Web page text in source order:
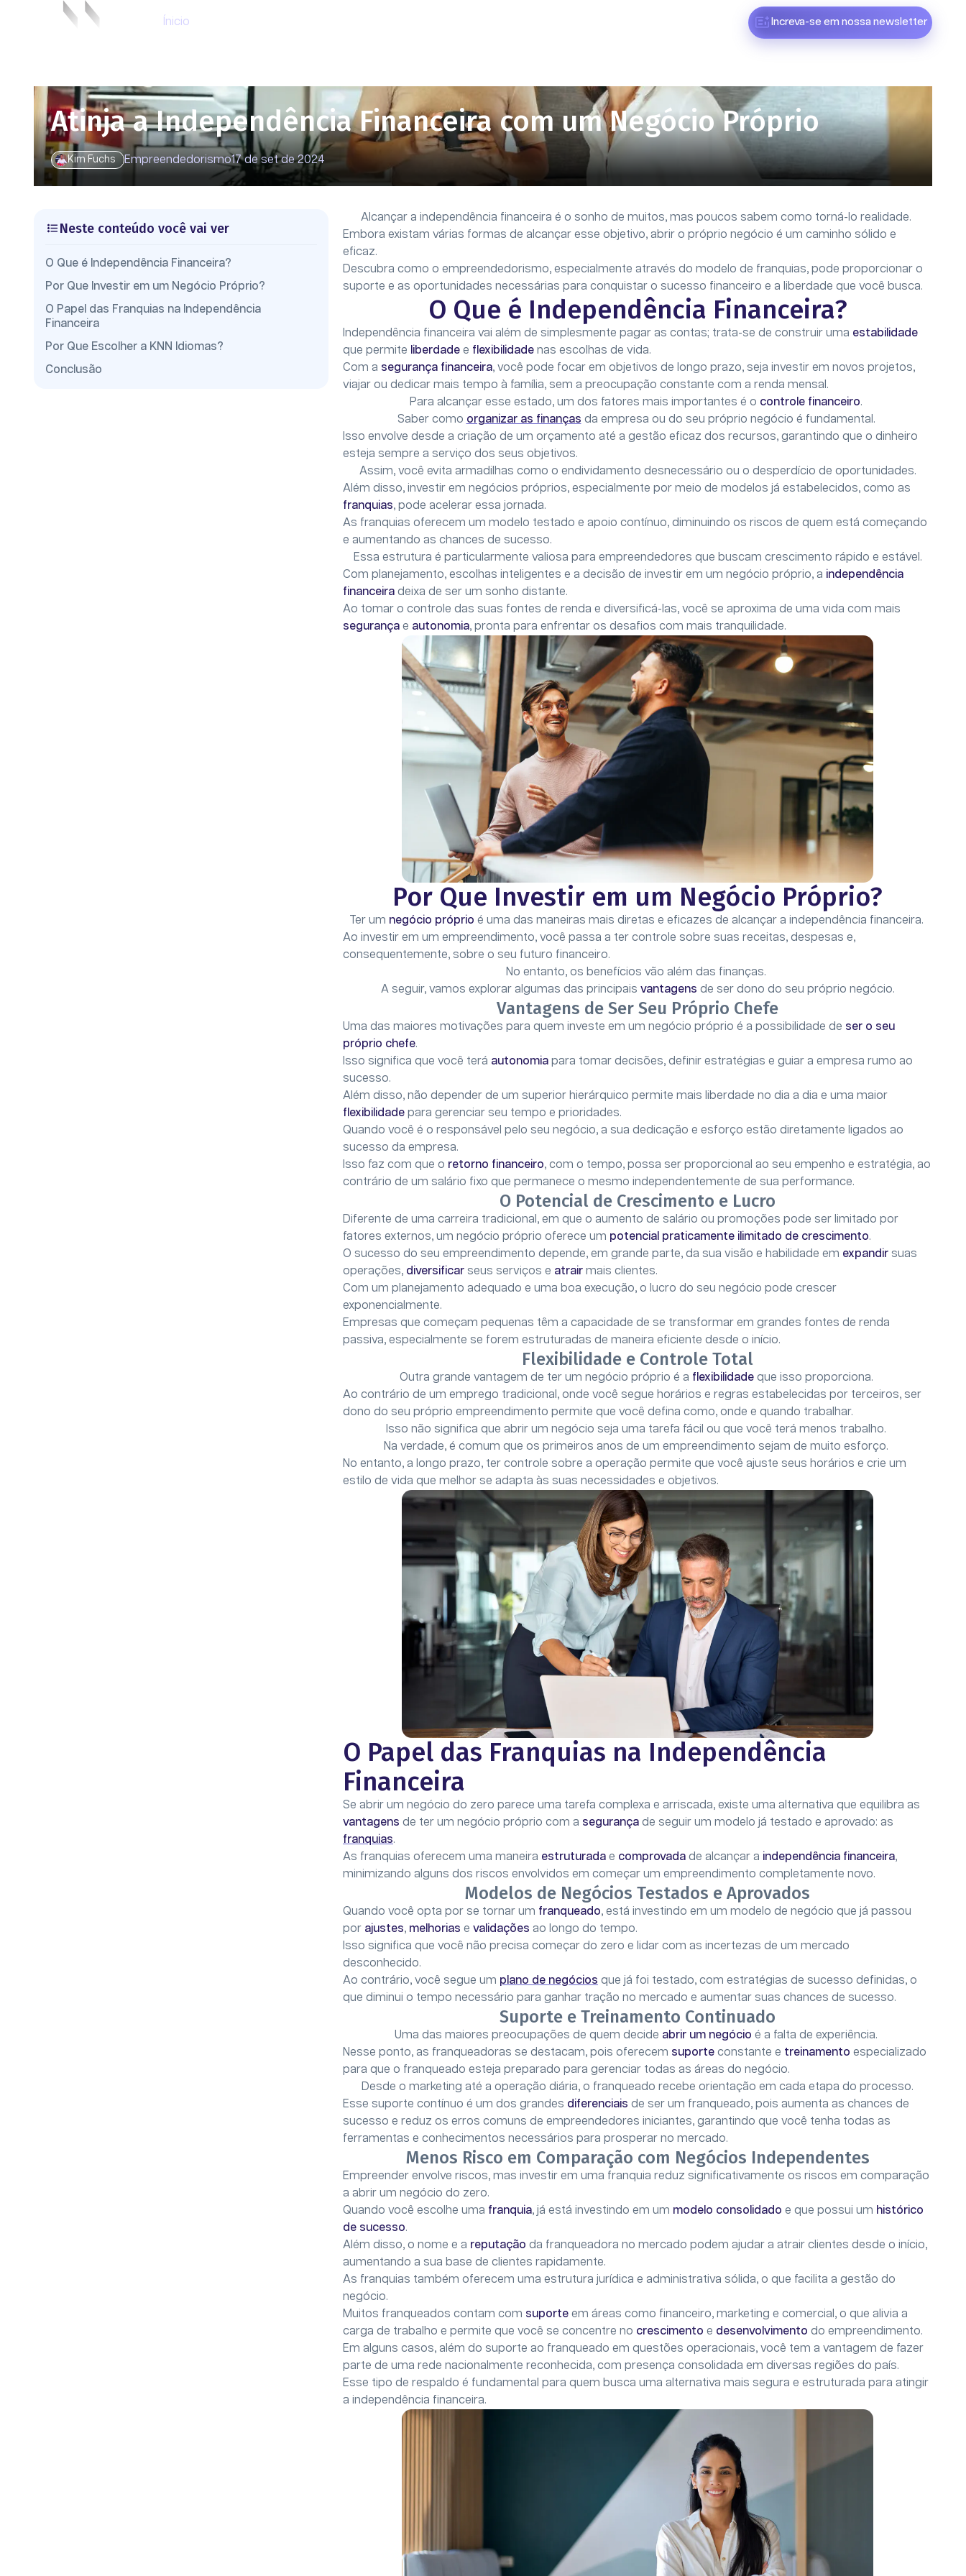
Ínicio Increva-se em nossa newsletter
Atinja a Independência Financeira com um Negócio Próprio
Kim Fuchs Empreendedorismo17 de set de 2024
Neste conteúdo você vai ver
O Que é Independência Financeira?
Por Que Investir em um Negócio Próprio?
O Papel das Franquias na Independência
Financeira
Por Que Escolher a KNN Idiomas?
Conclusão
Alcançar a independência financeira é o sonho de muitos, mas poucos sabem como torná-lo realidade.
Embora existam várias formas de alcançar esse objetivo, abrir o próprio negócio é um caminho sólido e
eficaz.
Descubra como o empreendedorismo, especialmente através do modelo de franquias, pode proporcionar o
suporte e as oportunidades necessárias para conquistar o sucesso financeiro e a liberdade que você busca.
O Que é Independência Financeira?
Independência financeira vai além de simplesmente pagar as contas; trata-se de construir uma estabilidade
que permite liberdade e flexibilidade nas escolhas de vida.
Com a segurança financeira, você pode focar em objetivos de longo prazo, seja investir em novos projetos,
viajar ou dedicar mais tempo à família, sem a preocupação constante com a renda mensal.
Para alcançar esse estado, um dos fatores mais importantes é o controle financeiro.
Saber como organizar as finanças da empresa ou do seu próprio negócio é fundamental.
Isso envolve desde a criação de um orçamento até a gestão eficaz dos recursos, garantindo que o dinheiro
esteja sempre a serviço dos seus objetivos.
Assim, você evita armadilhas como o endividamento desnecessário ou o desperdício de oportunidades.
Além disso, investir em negócios próprios, especialmente por meio de modelos já estabelecidos, como as
franquias, pode acelerar essa jornada.
As franquias oferecem um modelo testado e apoio contínuo, diminuindo os riscos de quem está começando
e aumentando as chances de sucesso.
Essa estrutura é particularmente valiosa para empreendedores que buscam crescimento rápido e estável.
Com planejamento, escolhas inteligentes e a decisão de investir em um negócio próprio, a independência
financeira deixa de ser um sonho distante.
Ao tomar o controle das suas fontes de renda e diversificá-las, você se aproxima de uma vida com mais
segurança e autonomia, pronta para enfrentar os desafios com mais tranquilidade.
Por Que Investir em um Negócio Próprio?
Ter um negócio próprio é uma das maneiras mais diretas e eficazes de alcançar a independência financeira.
Ao investir em um empreendimento, você passa a ter controle sobre suas receitas, despesas e,
consequentemente, sobre o seu futuro financeiro.
No entanto, os benefícios vão além das finanças.
A seguir, vamos explorar algumas das principais vantagens de ser dono do seu próprio negócio.
Vantagens de Ser Seu Próprio Chefe
Uma das maiores motivações para quem investe em um negócio próprio é a possibilidade de ser o seu
próprio chefe.
Isso significa que você terá autonomia para tomar decisões, definir estratégias e guiar a empresa rumo ao
sucesso.
Além disso, não depender de um superior hierárquico permite mais liberdade no dia a dia e uma maior
flexibilidade para gerenciar seu tempo e prioridades.
Quando você é o responsável pelo seu negócio, a sua dedicação e esforço estão diretamente ligados ao
sucesso da empresa.
Isso faz com que o retorno financeiro, com o tempo, possa ser proporcional ao seu empenho e estratégia, ao
contrário de um salário fixo que permanece o mesmo independentemente de sua performance.
O Potencial de Crescimento e Lucro
Diferente de uma carreira tradicional, em que o aumento de salário ou promoções pode ser limitado por
fatores externos, um negócio próprio oferece um potencial praticamente ilimitado de crescimento.
O sucesso do seu empreendimento depende, em grande parte, da sua visão e habilidade em expandir suas
operações, diversificar seus serviços e atrair mais clientes.
Com um planejamento adequado e uma boa execução, o lucro do seu negócio pode crescer
exponencialmente.
Empresas que começam pequenas têm a capacidade de se transformar em grandes fontes de renda
passiva, especialmente se forem estruturadas de maneira eficiente desde o início.
Flexibilidade e Controle Total
Outra grande vantagem de ter um negócio próprio é a flexibilidade que isso proporciona.
Ao contrário de um emprego tradicional, onde você segue horários e regras estabelecidas por terceiros, ser
dono do seu próprio empreendimento permite que você defina como, onde e quando trabalhar.
Isso não significa que abrir um negócio seja uma tarefa fácil ou que você terá menos trabalho.
Na verdade, é comum que os primeiros anos de um empreendimento sejam de muito esforço.
No entanto, a longo prazo, ter controle sobre a operação permite que você ajuste seus horários e crie um
estilo de vida que melhor se adapta às suas necessidades e objetivos.
O Papel das Franquias na Independência
Financeira
Se abrir um negócio do zero parece uma tarefa complexa e arriscada, existe uma alternativa que equilibra as
vantagens de ter um negócio próprio com a segurança de seguir um modelo já testado e aprovado: as
franquias.
As franquias oferecem uma maneira estruturada e comprovada de alcançar a independência financeira,
minimizando alguns dos riscos envolvidos em começar um empreendimento completamente novo.
Modelos de Negócios Testados e Aprovados
Quando você opta por se tornar um franqueado, está investindo em um modelo de negócio que já passou
por ajustes, melhorias e validações ao longo do tempo.
Isso significa que você não precisa começar do zero e lidar com as incertezas de um mercado
desconhecido.
Ao contrário, você segue um plano de negócios que já foi testado, com estratégias de sucesso definidas, o
que diminui o tempo necessário para ganhar tração no mercado e aumentar suas chances de sucesso.
Suporte e Treinamento Continuado
Uma das maiores preocupações de quem decide abrir um negócio é a falta de experiência.
Nesse ponto, as franqueadoras se destacam, pois oferecem suporte constante e treinamento especializado
para que o franqueado esteja preparado para gerenciar todas as áreas do negócio.
Desde o marketing até a operação diária, o franqueado recebe orientação em cada etapa do processo.
Esse suporte contínuo é um dos grandes diferenciais de ser um franqueado, pois aumenta as chances de
sucesso e reduz os erros comuns de empreendedores iniciantes, garantindo que você tenha todas as
ferramentas e conhecimentos necessários para prosperar no mercado.
Menos Risco em Comparação com Negócios Independentes
Empreender envolve riscos, mas investir em uma franquia reduz significativamente os riscos em comparação
a abrir um negócio do zero.
Quando você escolhe uma franquia, já está investindo em um modelo consolidado e que possui um histórico
de sucesso.
Além disso, o nome e a reputação da franqueadora no mercado podem ajudar a atrair clientes desde o início,
aumentando a sua base de clientes rapidamente.
As franquias também oferecem uma estrutura jurídica e administrativa sólida, o que facilita a gestão do
negócio.
Muitos franqueados contam com suporte em áreas como financeiro, marketing e comercial, o que alivia a
carga de trabalho e permite que você se concentre no crescimento e desenvolvimento do empreendimento.
Em alguns casos, além do suporte ao franqueado em questões operacionais, você tem a vantagem de fazer
parte de uma rede nacionalmente reconhecida, com presença consolidada em diversas regiões do país.
Esse tipo de respaldo é fundamental para quem busca uma alternativa mais segura e estruturada para atingir
a independência financeira.